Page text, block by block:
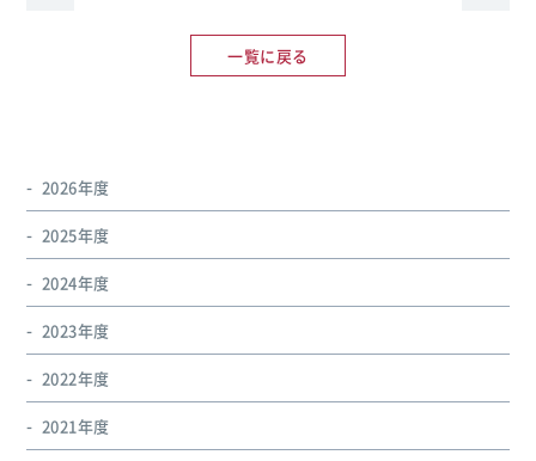
一覧に戻る
2026年度
2025年度
2024年度
2023年度
2022年度
2021年度